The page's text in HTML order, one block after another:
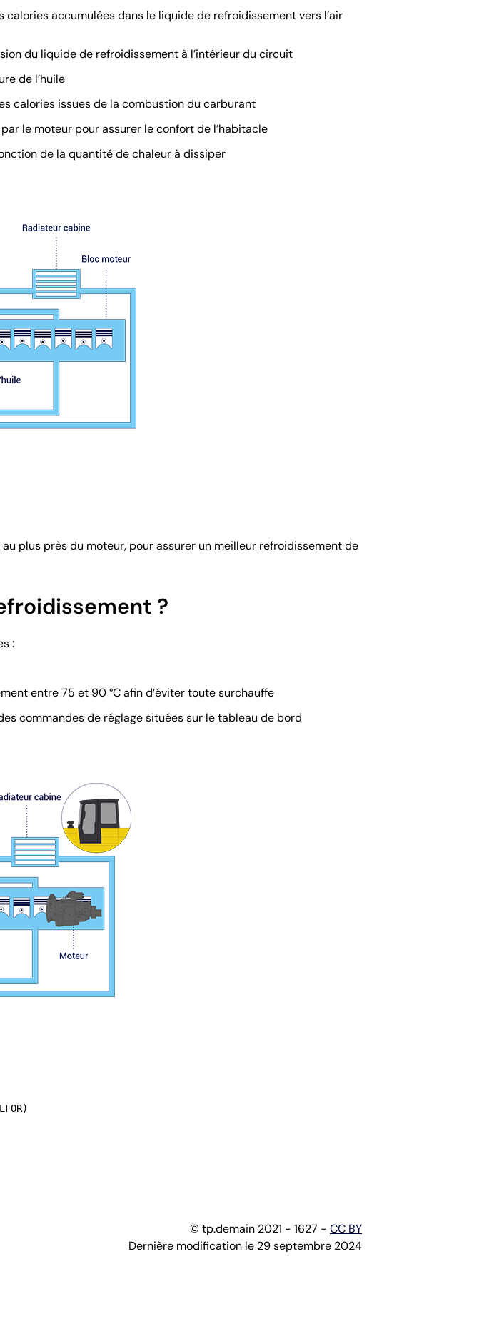
calories accumulées dans le liquide de refroidissement vers l’air
du liquide de refroidissement à l’intérieur du circuit
de l’huile
calories issues de la combustion du carburant
le moteur pour assurer le confort de l’habitacle
de la quantité de chaleur à dissiper
plus près du moteur, pour assurer un meilleur refroidissement de
?
:
entre 75 et 90 °C afin d’éviter toute surchauffe
commandes de réglage situées sur le tableau de bord
© tp.demain 2021 - 1627 - CC BY
Dernière modification le 29 septembre 2024